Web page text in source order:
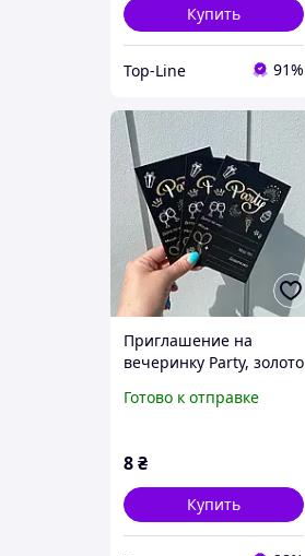
Купить
Top-Line 91%
Приглашение на
вечеринку Party, золото
Готово к отправке
8₴
Купить